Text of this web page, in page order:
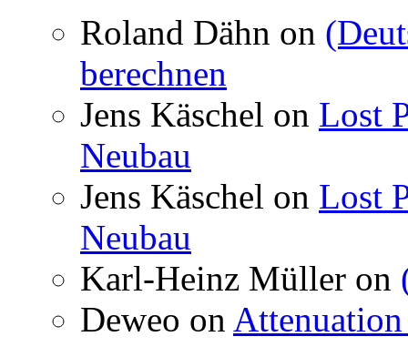
Roland Dähn on
berechnen
Jens Käschel on Lost
Neubau
Jens Käschel on Lost
Neubau
Karl-Heinz Müller on
Deweo on